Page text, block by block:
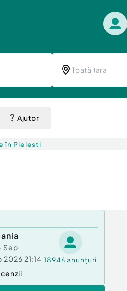
Ajutor
în Pielesti
Sep
2026 21:14 18946 anunțuri